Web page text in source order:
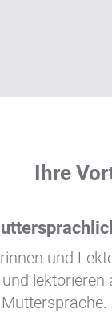
Ihre
und
lektorieren